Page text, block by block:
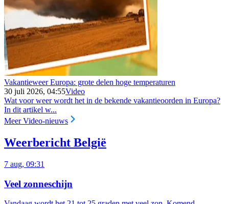
Vakantieweer Europa: grote delen hoge temperaturen
30 juli 2026, 04:55Video
Wat voor weer wordt het in de bekende vakantieoorden in Europa?
In dit artikel w...
Meer Video-nieuws
Weerbericht België
7 aug, 09:31
Veel zonneschijn